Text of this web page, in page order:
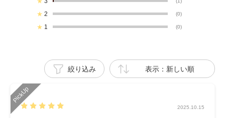
★ 2 (0)
★ 1 (0)
絞り込み 表示：新しい順
2025.10.15